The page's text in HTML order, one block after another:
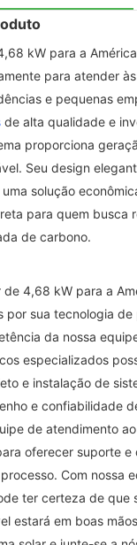
kW para a
para atender
e pequenas
de alta qualidade e
proporciona
Seu design
solução
para quem busca
de carbono.
de 4,68 kW para a
por sua tecnologia de
da nossa
especializados
e instalação de
e confiabilidade
de atendimento
oferecer suporte e
Com nossa
ter certeza de que
estará em boas